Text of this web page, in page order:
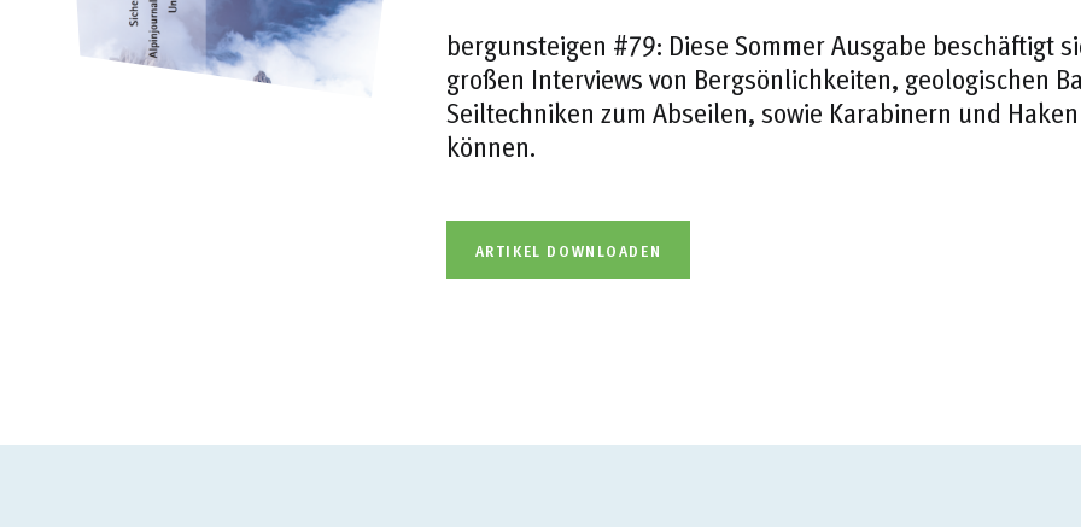
bergunsteigen #79: Diese Sommer Ausgabe beschäftigt
großen Interviews von Bergsönlichkeiten, geologischen
Seiltechniken zum Abseilen, sowie Karabinern und
können.
ARTIKEL DOWNLOADEN